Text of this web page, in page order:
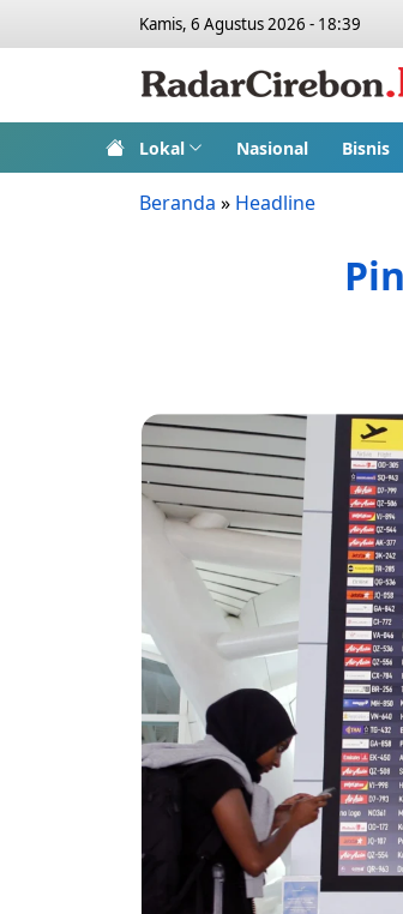
Kamis, 6 Agustus 2026 - 18:39
Lokal Nasional Bisnis
Beranda » Headline